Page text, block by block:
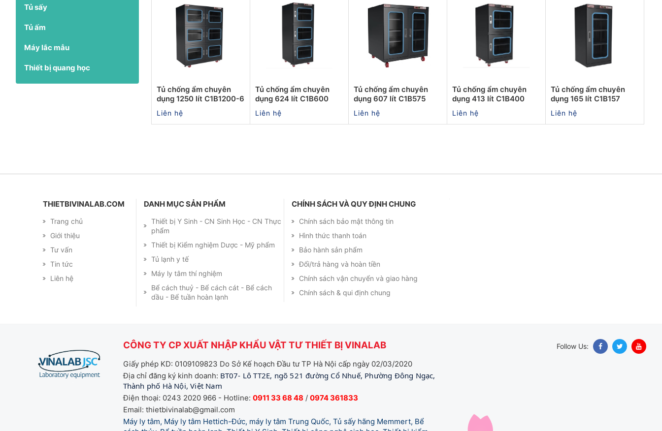
Tủ sấy
Tủ ấm
Máy lắc mẫu
Thiết bị quang học
Tủ chống ẩm chuyên
dụng 1250 lít C1B1200-6
Liên hệ
Tủ chống ẩm chuyên
dụng 624 lít C1B600
Liên hệ
Tủ chống ẩm chuyên
dụng 607 lít C1B575
Liên hệ
Tủ chống ẩm chuyên
dụng 413 lít C1B400
Liên hệ
Tủ chống ẩm chuyên
dụng 165 lít C1B157
Liên hệ
THIETBIVINALAB.COM
Trang chủ
Giới thiệu
Tư vấn
Tin tức
Liên hệ
DANH MỤC SẢN PHẨM
Thiết bị Y Sinh - CN Sinh Học - CN Thực
phẩm
Thiết bị Kiểm nghiệm Dược - Mỹ phẩm
Tủ lạnh y tế
Máy ly tâm thí nghiệm
Bể cách thuỷ - Bể cách cát - Bể cách
dầu - Bể tuần hoàn lạnh
CHÍNH SÁCH VÀ QUY ĐỊNH CHUNG
Chính sách bảo mật thông tin
Hình thức thanh toán
Bảo hành sản phẩm
Đổi/trả hàng và hoàn tiền
Chính sách vận chuyển và giao hàng
Chính sách & qui định chung
CÔNG TY CP XUẤT NHẬP KHẨU VẬT TƯ THIẾT BỊ VINALAB
Giấy phép KD: 0109109823 Do Sở Kế hoạch Đầu tư TP Hà Nội cấp ngày 02/03/2020
Địa chỉ đăng ký kinh doanh: BT07- Lô TT2E, ngõ 521 đường Cổ Nhuế, Phường Đông Ngạc,
Thành phố Hà Nội, Việt Nam
Điện thoại: 0243 2020 966 - Hotline: 0911 33 68 48 / 0974 361833
Email: thietbivinalab@gmail.com
Máy ly tâm, Máy ly tâm Hettich-Đức, máy ly tâm Trung Quốc, Tủ sấy hãng Memmert, Bể
Follow Us: